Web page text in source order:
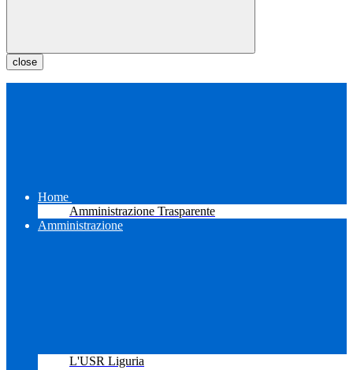
close
Home
Amministrazione Trasparente
Amministrazione
L'USR Liguria